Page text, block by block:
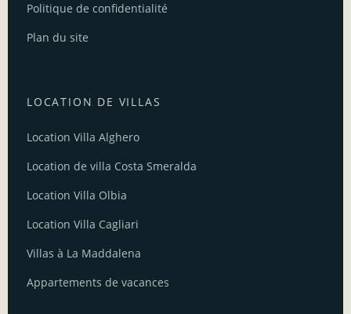
Politique de confidentialité
Plan du site
LOCATION DE VILLAS
Location Villa Alghero
Location de villa Costa Smeralda
Location Villa Olbia
Location Villa Cagliari
Villas à La Maddalena
Appartements de vacances